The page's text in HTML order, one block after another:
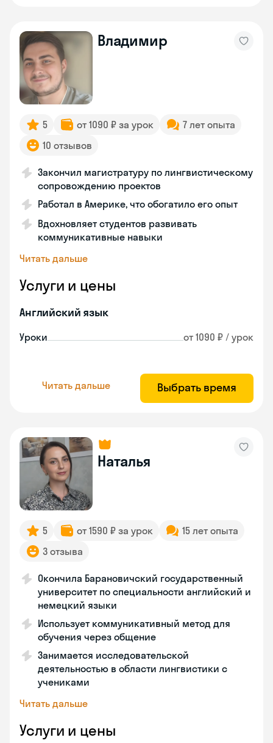
Владимир
5 от 1090 ₽ за урок
7 лет опыта
10 отзывов
Закончил магистратуру по лингвистическому
сопровождению проектов
Работал в Америке, что обогатило его опыт
Вдохновляет студентов развивать
коммуникативные навыки
Читать дальше
Услуги и цены
Английский язык
Уроки от 1090 ₽ / урок
Читать дальше Выбрать время
Наталья
5 от 1590 ₽ за урок
15 лет опыта
3 отзыва
Окончила Барановичский государственный
университет по специальности английский и
немецкий языки
Использует коммуникативный метод для
обучения через общение
Занимается исследовательской
деятельностью в области лингвистики с
учениками
Читать дальше
Услуги и цены